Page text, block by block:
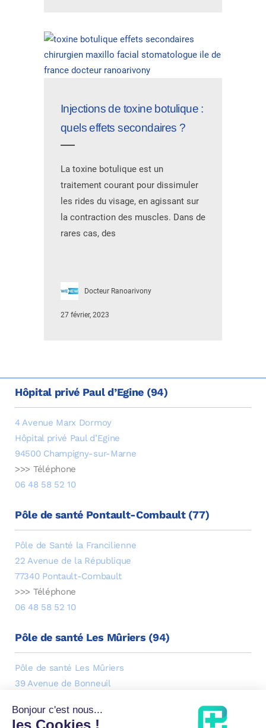
Injections de toxine botulique :
quels effets secondaires ?
La toxine botulique est un
traitement courant pour dissimuler
les rides du visage, en agissant sur
la contraction des muscles. Dans de
rares cas, des
Docteur Ranoarivony
27 février, 2023
Hôpital privé Paul d’Egine (94)
4 Avenue Marx Dormoy
Hôpital privé Paul d’Egine
94500 Champigny-sur-Marne
>>> Téléphone
06 48 58 52 10
Pôle de santé Pontault-Combault (77)
Pôle de Santé la Francilienne
22 Avenue de la République
77340 Pontault-Combault
>>> Téléphone
06 48 58 52 10
Pôle de santé Les Mûriers (94)
Pôle de santé Les Mûriers
39 Avenue de Bonneuil
>>> Téléphone